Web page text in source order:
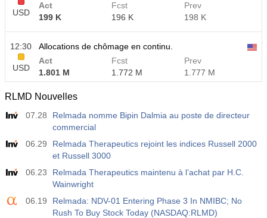
USD
Act
199 K
Fcst
196 K
Prev
198 K
12:30
USD
Allocations de chômage en continu.
Act
1.801 M
Fcst
1.772 M
Prev
1.777 M
RLMD Nouvelles
07.28
Relmada nomme Bipin Dalmia au poste de directeur
commercial
06.29
Relmada Therapeutics rejoint les indices Russell 2000
et Russell 3000
06.23
Relmada Therapeutics maintenu à l’achat par H.C.
Wainwright
06.19
Relmada: NDV-01 Entering Phase 3 In NMIBC; No
Rush To Buy Stock Today (NASDAQ:RLMD)